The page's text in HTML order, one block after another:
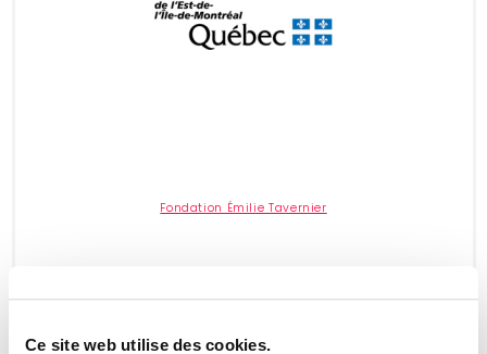
Ce site web utilise des cookies.
Fondation Émilie Tavernier